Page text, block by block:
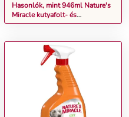
Hasonlók, mint 946ml Nature's
Miracle kutyafolt- és
szageltávolító 946ml